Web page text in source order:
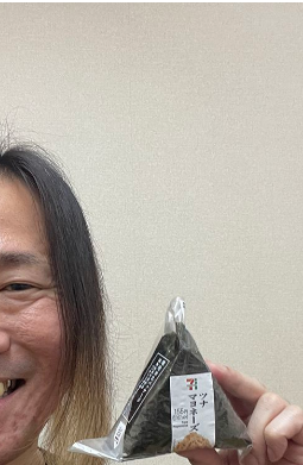
ー日本代表・森保一監督...
もっと見る